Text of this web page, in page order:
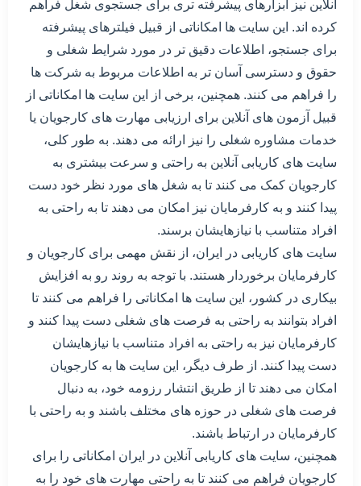
آنلاین نیز ابزارهای پیشرفته تری برای جستجوی شغل فراهم
کرده اند. این سایت ها امکاناتی از قبیل فیلترهای پیشرفته
برای جستجو، اطلاعات دقیق تر در مورد شرایط شغلی و
حقوق و دسترسی آسان تر به اطلاعات مربوط به شرکت ها
را فراهم می کنند. همچنین، برخی از این سایت ها امکاناتی از
قبیل آزمون های آنلاین برای ارزیابی مهارت های کارجویان یا
خدمات مشاوره شغلی را نیز ارائه می دهند. به طور کلی،
سایت های کاریابی آنلاین به راحتی و سرعت بیشتری به
کارجویان کمک می کنند تا به شغل های مورد نظر خود دست
پیدا کنند و به کارفرمایان نیز امکان می دهند تا به راحتی به
افراد متناسب با نیازهایشان برسند.
سایت های کاریابی در ایران، از نقش مهمی برای کارجویان و
کارفرمایان برخوردار هستند. با توجه به روند رو به افزایش
بیکاری در کشور، این سایت ها امکاناتی را فراهم می کنند تا
افراد بتوانند به راحتی به فرصت های شغلی دست پیدا کنند و
کارفرمایان نیز به راحتی به افراد متناسب با نیازهایشان
دست پیدا کنند. از طرف دیگر، این سایت ها به کارجویان
امکان می دهند تا از طریق انتشار رزومه خود، به دنبال
فرصت های شغلی در حوزه های مختلف باشند و به راحتی با
کارفرمایان در ارتباط باشند.
همچنین، سایت های کاریابی آنلاین در ایران امکاناتی را برای
کارجویان فراهم می کنند تا به راحتی مهارت های خود را به